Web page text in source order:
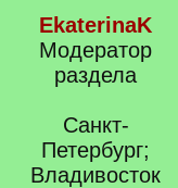
EkaterinaK
Модератор
раздела
Санкт-
Петербург;
Владивосток